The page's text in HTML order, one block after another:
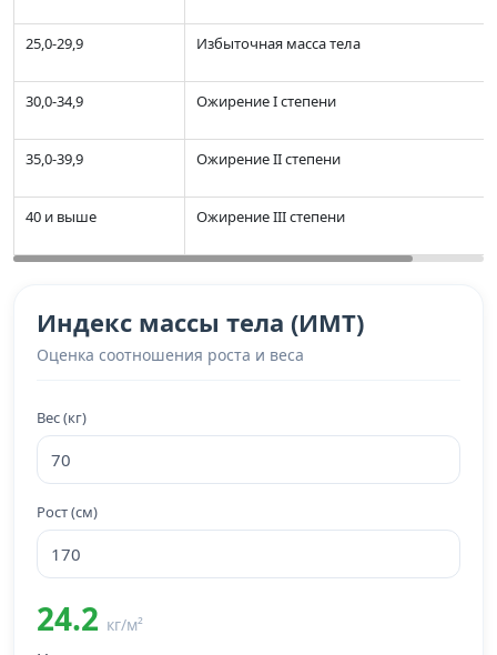
25,0-29,9 Избыточная масса тела
30,0-34,9 Ожирение I степени
35,0-39,9 Ожирение II степени
40 и выше Ожирение III степени
Индекс массы тела (ИМТ)
Оценка соотношения роста и веса
Вес (кг)
Рост (см)
24.2 кг/м²